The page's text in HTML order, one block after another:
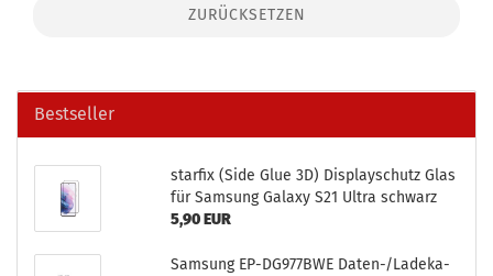
ZURÜCKSETZEN
Bestseller
star­fix (Side Glue 3D) Dis­play­schutz Glas
für Sam­sung Ga­la­xy S21 Ultra schwarz
5,90 EUR
Sam­sung EP-​DG977BWE Daten-​/La­de­ka­